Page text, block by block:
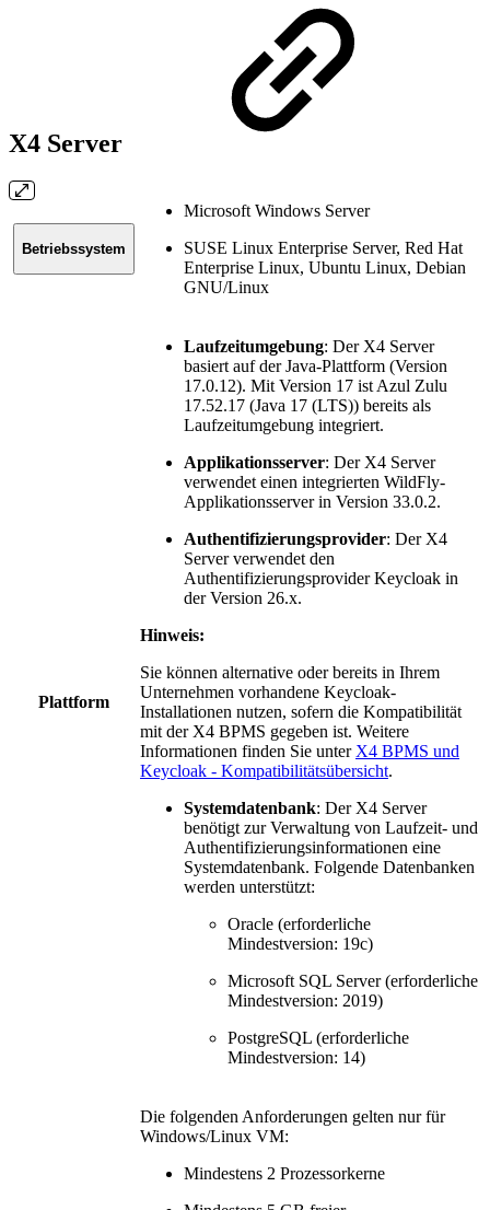
X4 Server
Betriebssystem
Microsoft Windows Server
SUSE Linux Enterprise Server, Red Hat
Enterprise Linux, Ubuntu Linux, Debian
GNU/Linux
Plattform
Laufzeitumgebung: Der X4 Server
basiert auf der Java-Plattform (Version
17.0.12). Mit Version 17 ist Azul Zulu
17.52.17 (Java 17 (LTS)) bereits als
Laufzeitumgebung integriert.
Applikationsserver: Der X4 Server
verwendet einen integrierten WildFly-
Applikationsserver in Version 33.0.2.
Authentifizierungsprovider: Der X4
Server verwendet den
Authentifizierungsprovider Keycloak in
der Version 26.x.
Hinweis:
Sie können alternative oder bereits in Ihrem
Unternehmen vorhandene Keycloak-
Installationen nutzen, sofern die Kompatibilität
mit der X4 BPMS gegeben ist. Weitere
Informationen finden Sie unter X4 BPMS und
Keycloak - Kompatibilitätsübersicht.
Systemdatenbank: Der X4 Server
benötigt zur Verwaltung von Laufzeit- und
Authentifizierungsinformationen eine
Systemdatenbank. Folgende Datenbanken
werden unterstützt:
Oracle (erforderliche
Mindestversion: 19c)
Microsoft SQL Server (erforderliche
Mindestversion: 2019)
PostgreSQL (erforderliche
Mindestversion: 14)
Die folgenden Anforderungen gelten nur für
Windows/Linux VM:
Mindestens 2 Prozessorkerne